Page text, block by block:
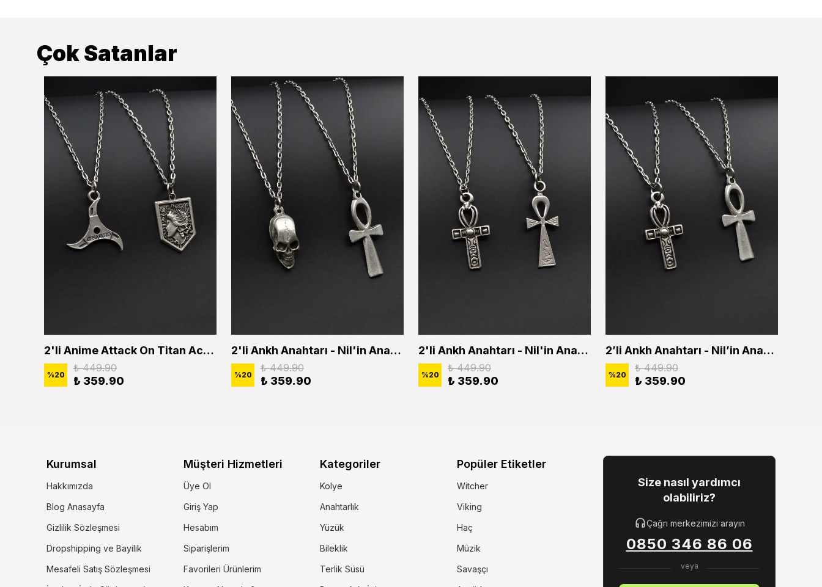
Çok Satanlar
2'li Anime Attack On Titan Acrylic Maria Anime Naruto Erkek Kadın Kolye Seti
%20
₺ 449.90
₺ 359.90
2'li Ankh Anahtarı - Nil'in Anahtarı - Kuru Kafa Erkek Kadın Kolye Seti
%20
₺ 449.90
₺ 359.90
2'li Ankh Anahtarı - Nil'in Anahtarı Erkek Kadın Kolye Seti
%20
₺ 449.90
₺ 359.90
2’li Ankh Anahtarı - Nil’in Anahtarı Erkek Kadın Kolye Seti
%20
₺ 449.90
₺ 359.90
Kurumsal
Hakkımızda
Blog Anasayfa
Gizlilik Sözleşmesi
Dropshipping ve Bayilik
Mesafeli Satış Sözleşmesi
Müşteri Hizmetleri
Üye Ol
Giriş Yap
Hesabım
Siparişlerim
Favorileri Ürünlerim
Kategoriler
Kolye
Anahtarlık
Yüzük
Bileklik
Terlik Süsü
Popüler Etiketler
Witcher
Viking
Haç
Müzik
Savaşçı
Size nasıl yardımcı
olabiliriz?
Çağrı merkezimizi arayın
0850 346 86 06